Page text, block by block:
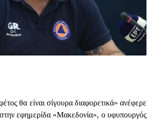
θα είναι σίγουρα διαφορετικά» ανέφερε
εφημερίδα «Μακεδονία», ο υφυπουργός